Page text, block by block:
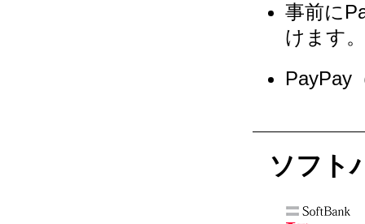
事前に
けます。
PayPay
ソフト